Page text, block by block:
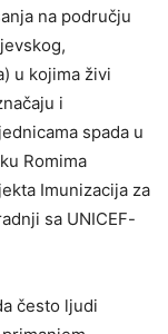
na području
u kojima živi
i
spada u
Romima
Imunizacija za
sa UNICEF-
često ljudi